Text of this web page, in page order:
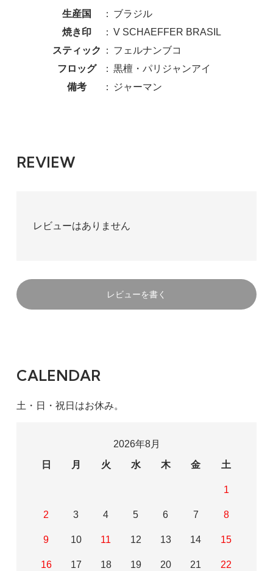
生産国 ： ブラジル
焼き印
： V SCHAEFFER BRASIL
スティック
： フェルナンブコ
フロッグ
： 黒檀・パリジャンアイ
備考
： ジャーマン
REVIEW
レビューはありません
レビューを書く
CALENDAR
土・日・祝日はお休み。
2026年8月
日
月 火 水 木 金 土
1
2 3 4 5 6 7 8
9 10 11 12 13 14 15
16 17 18 19 20 21 22